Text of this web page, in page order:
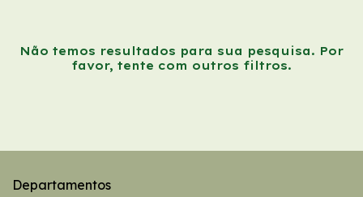
Não temos resultados para sua pesquisa. Por
favor, tente com outros filtros.
Departamentos